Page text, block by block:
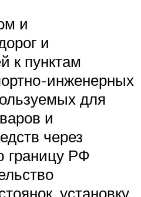
и
и
к пунктам
инженерных
для
и
через
границу РФ
установку